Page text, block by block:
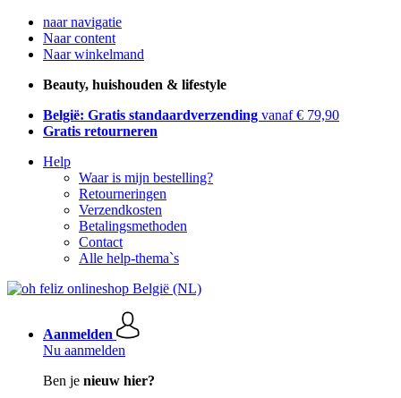
naar navigatie
Naar content
Naar winkelmand
Beauty, huishouden & lifestyle
België: Gratis standaardverzending vanaf € 79,90
Gratis retourneren
Help
Waar is mijn bestelling?
Retourneringen
Verzendkosten
Betalingsmethoden
Contact
Alle help-thema`s
Aanmelden
Nu aanmelden
Ben je nieuw hier?